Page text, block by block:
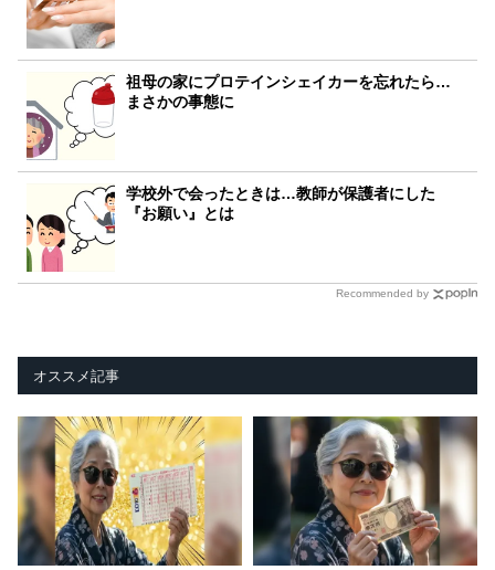
祖母の家にプロテインシェイカーを忘れたら…
まさかの事態に
学校外で会ったときは…教師が保護者にした
『お願い』とは
Recommended by
オススメ記事